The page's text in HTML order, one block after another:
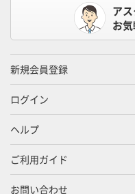
ア
お
新規会員登録
ログイン
ヘルプ
ご利用ガイド
お問い合わせ